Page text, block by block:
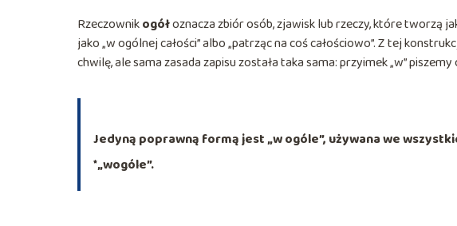
Rzeczownikogółoznacza zbiór osób, zjawisk lub rzeczy, które tworzą
jako „w ogólnej całości” albo „patrząc na coś całościowo”. Z tej
chwilę, ale sama zasada zapisu została taka sama: przyimek „w”
Jedyną poprawną formą jest „w ogóle”, używana we
*„wogóle”.